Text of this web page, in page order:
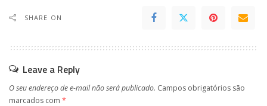
SHARE ON
Leave a Reply
O seu endereço de e-mail não será publicado. Campos obrigatórios são
marcados com *